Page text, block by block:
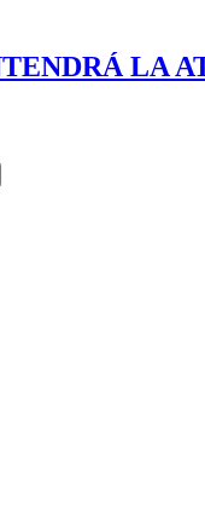
LA